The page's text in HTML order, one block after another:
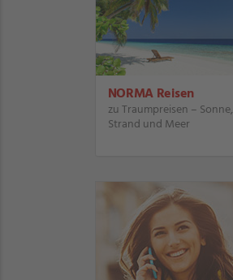
NORMA Reisen
zu Traumpreisen – Sonne,
Strand und Meer